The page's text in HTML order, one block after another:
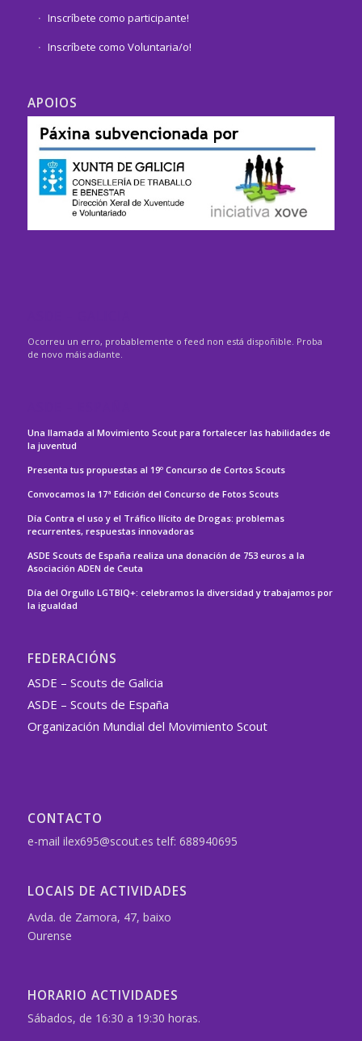
Inscríbete como participante!
Inscríbete como Voluntaria/o!
APOIOS
Ocorreu un erro, probablemente o feed non está dispoñible. Proba
de novo máis adiante.
Una llamada al Movimiento Scout para fortalecer las habilidades de
la juventud
Presenta tus propuestas al 19º Concurso de Cortos Scouts
Convocamos la 17ª Edición del Concurso de Fotos Scouts
Día Contra el uso y el Tráfico Ilícito de Drogas: problemas
recurrentes, respuestas innovadoras
ASDE Scouts de España realiza una donación de 753 euros a la
Asociación ADEN de Ceuta
Día del Orgullo LGTBIQ+: celebramos la diversidad y trabajamos por
la igualdad
FEDERACIÓNS
ASDE – Scouts de Galicia
ASDE – Scouts de España
Organización Mundial del Movimiento Scout
CONTACTO
e-mail ilex695@scout.es telf: 688940695
LOCAIS DE ACTIVIDADES
Avda. de Zamora, 47, baixo
Ourense
HORARIO ACTIVIDADES
Sábados, de 16:30 a 19:30 horas.